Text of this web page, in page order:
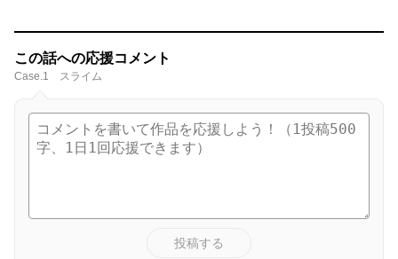
この話への応援コメント
Case.1 スライム
投稿する